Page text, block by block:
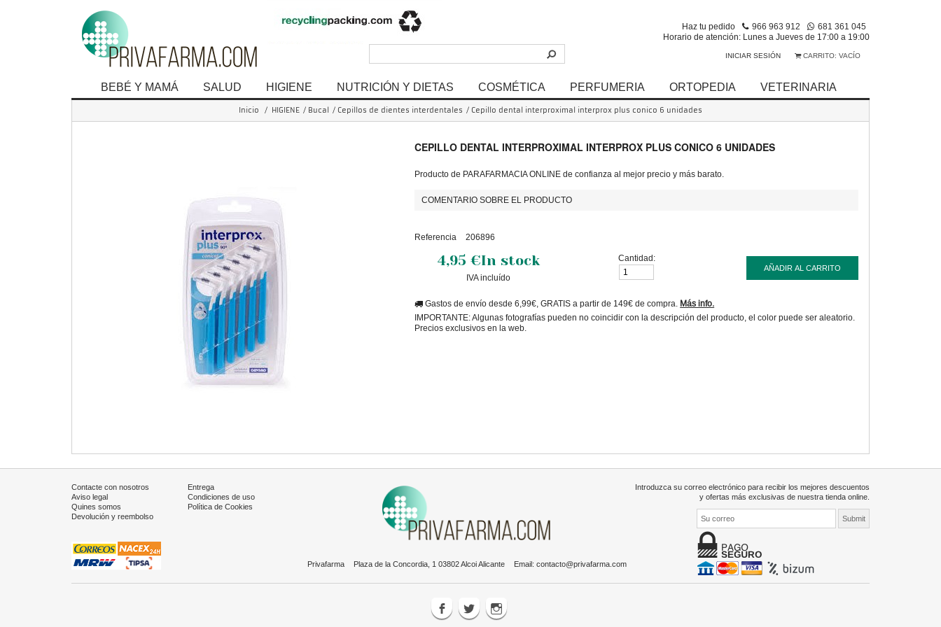
Haz tu pedido 966 963 912
681 361 045
Horario de atención: Lunes a Jueves de 17:00 a 19:00
CARRITO: VACÍO
INICIAR SESIÓN
BEBÉ Y MAMÁ SALUD HIGIENE NUTRICIÓN Y DIETAS COSMÉTICA PERFUMERIA ORTOPEDIA VETERINARIA
Inicio / HIGIENE / Bucal / Cepillos de dientes interdentales / Cepillo dental interproximal interprox plus conico 6 unidades
CEPILLO DENTAL INTERPROXIMAL INTERPROX PLUS CONICO 6 UNIDADES
Producto de PARAFARMACIA ONLINE de confianza al mejor precio y más barato.
COMENTARIO SOBRE EL PRODUCTO
Referencia 206896
4,95 €In stock
IVA incluído
Cantidad:
AÑADIR AL CARRITO
Gastos de envío desde 6,99€, GRATIS a partir de 149€ de compra. Más info.
IMPORTANTE: Algunas fotografías pueden no coincidir con la descripción del producto, el color puede ser aleatorio.
Precios exclusivos en la web.
Contacte con nosotros
Entrega
Aviso legal
Condiciones de uso
Quines somos
Política de Cookies
Devolución y reembolso
Introduzca su correo electrónico para recibir los mejores descuentos
y ofertas más exclusivas de nuestra tienda online.
Privafarma Plaza de la Concordia, 1 03802 Alcoi Alicante Email: contacto@privafarma.com